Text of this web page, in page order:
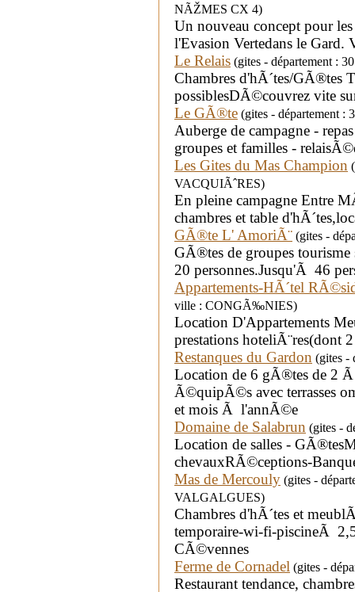
NÃŽMES CX 4)
Un nouveau concept pour
l'Evasion Vertedans le Gard.
Le Relais (gites - département :
Chambres d'hÃ´tes/GÃ®tes
possiblesDÃ©couvrez vite
Le GÃ®te (gites - département :
Auberge de campagne -
groupes et familles -
Les Gites du Mas Champion
VACQUIÃˆRES)
En pleine campagne Entre
chambres et table
GÃ®te L' AmoriÃ¨ (gites -
GÃ®tes de groupes
20 personnes.Jusqu'Ã 46
Appartements-HÃ´tel
ville : CONGÃ‰NIES)
Location D'Appartements
prestations hoteliÃ¨res(dont
Restanques du Gardon (gites -
Location de 6 gÃ®tes de 2
Ã©quipÃ©s avec terrasses
et mois Ã l'annÃ©e
Domaine de Salabrun (gites -
Location de salles -
chevauxRÃ©ceptions-
Mas de Mercouly (gites -
VALGALGUES)
Chambres d'hÃ´tes et
temporaire-wi-fi-piscineÃ
CÃ©vennes
Ferme de Cornadel (gites -
Restaurant tendance,